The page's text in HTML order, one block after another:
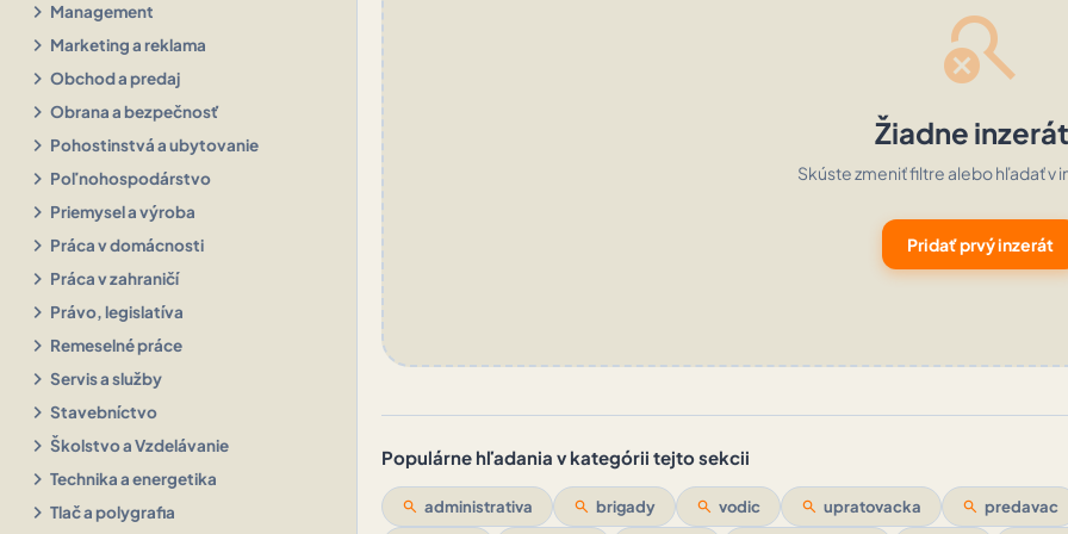
chevron_right Management
chevron_right Marketing a reklama
chevron_right Obchod a predaj
chevron_right Obrana a bezpečnosť
chevron_right Pohostinstvá a ubytovanie
chevron_right Poľnohospodárstvo
chevron_right Priemysel a výroba
chevron_right Práca v domácnosti
chevron_right Práca v zahraničí
chevron_right Právo, legislatíva
chevron_right Remeselné práce
chevron_right Servis a služby
chevron_right Stavebníctvo
chevron_right Školstvo a Vzdelávanie
chevron_right Technika a energetika
chevron_right Tlač a polygrafia
search_off
Žiadne
Skúste zmeniť filtre alebo hľadať v
Pridať prvý inzerát
Populárne hľadania v kategórii tejto sekcii
search administrativa search brigady search vodic search upratovacka search predavac